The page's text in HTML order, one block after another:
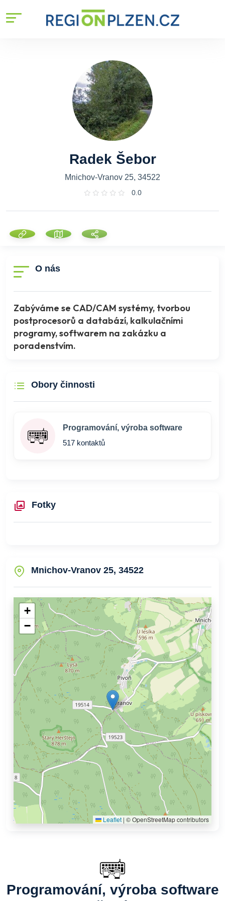
Radek Šebor
Mnichov-Vranov 25, 34522
0.0
O nás
Zabýváme se CAD/CAM systémy, tvorbou
postprocesorů a databází, kalkulačními
programy, softwarem na zakázku a
poradenstvím.
Obory činnosti
Programování, výroba software
517 kontaktů
Fotky
Mnichov-Vranov 25, 34522
+
−
Leaflet | © OpenStreetMap contributors
Programování, výroba software